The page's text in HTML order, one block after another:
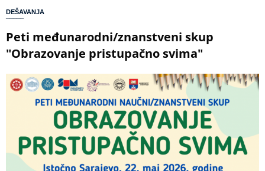
here
DEŠAVANJA
Peti međunarodni/znanstveni skup
"Obrazovanje pristupačno svima"